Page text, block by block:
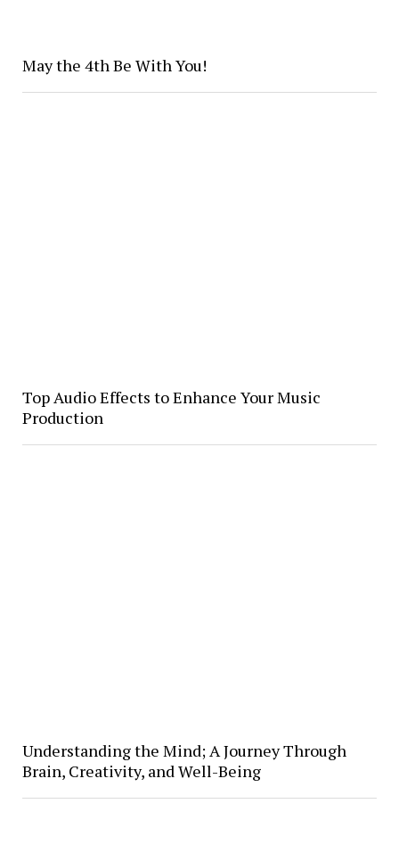
May the 4th Be With You!
Top Audio Effects to Enhance Your Music
Production
Understanding the Mind; A Journey Through
Brain, Creativity, and Well-Being